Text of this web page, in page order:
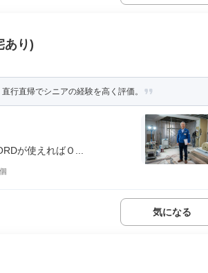
あり)
行直帰でシニアの経験を高く評価。
が使えればＯ...
気になる